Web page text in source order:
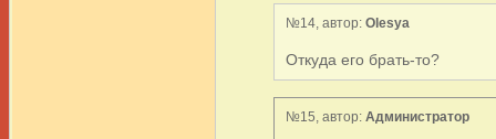
№14, автор: Olesya
Откуда его брать-то?
№15, автор: Администратор